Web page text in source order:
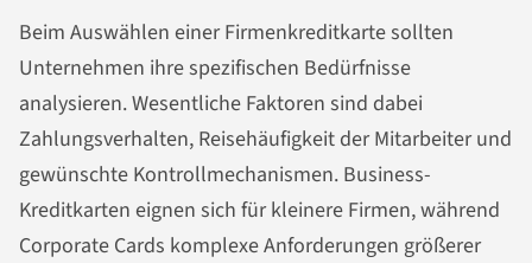
Beim Auswählen einer Firmenkreditkarte sollten
Unternehmen ihre spezifischen Bedürfnisse
analysieren. Wesentliche Faktoren sind dabei
Zahlungsverhalten, Reisehäufigkeit der Mitarbeiter und
gewünschte Kontrollmechanismen. Business-
Kreditkarten eignen sich für kleinere Firmen, während
Corporate Cards komplexe Anforderungen größerer